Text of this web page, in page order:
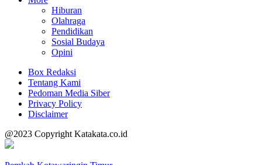
Hiburan
Olahraga
Pendidikan
Sosial Budaya
Opini
Box Redaksi
Tentang Kami
Pedoman Media Siber
Privacy Policy
Disclaimer
@2023 Copyright Katakata.co.id